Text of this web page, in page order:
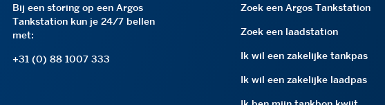
Bij een storing op een Argos
Tankstation kun je 24/7 bellen
met:
+31 (0) 88 1007 333
Zoek een Argos Tankstation
Zoek een laadstation
Ik wil een zakelijke tankpas
Ik wil een zakelijke laadpas